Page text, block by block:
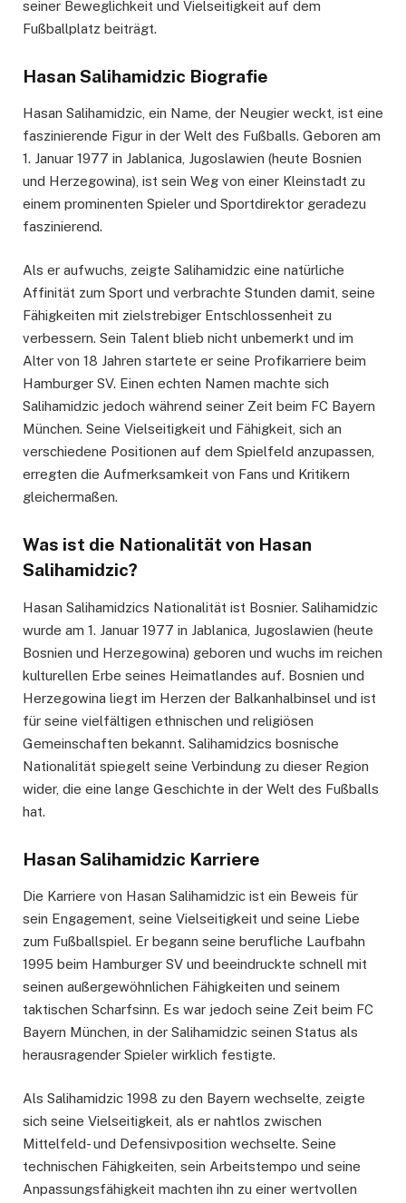
seiner Beweglichkeit und Vielseitigkeit auf dem
Fußballplatz beiträgt.
Hasan Salihamidzic Biografie
Hasan Salihamidzic, ein Name, der Neugier weckt, ist eine
faszinierende Figur in der Welt des Fußballs. Geboren am
1. Januar 1977 in Jablanica, Jugoslawien (heute Bosnien
und Herzegowina), ist sein Weg von einer Kleinstadt zu
einem prominenten Spieler und Sportdirektor geradezu
faszinierend.
Als er aufwuchs, zeigte Salihamidzic eine natürliche
Affinität zum Sport und verbrachte Stunden damit, seine
Fähigkeiten mit zielstrebiger Entschlossenheit zu
verbessern. Sein Talent blieb nicht unbemerkt und im
Alter von 18 Jahren startete er seine Profikarriere beim
Hamburger SV. Einen echten Namen machte sich
Salihamidzic jedoch während seiner Zeit beim FC Bayern
München. Seine Vielseitigkeit und Fähigkeit, sich an
verschiedene Positionen auf dem Spielfeld anzupassen,
erregten die Aufmerksamkeit von Fans und Kritikern
gleichermaßen.
Was ist die Nationalität von Hasan
Salihamidzic?
Hasan Salihamidzics Nationalität ist Bosnier. Salihamidzic
wurde am 1. Januar 1977 in Jablanica, Jugoslawien (heute
Bosnien und Herzegowina) geboren und wuchs im reichen
kulturellen Erbe seines Heimatlandes auf. Bosnien und
Herzegowina liegt im Herzen der Balkanhalbinsel und ist
für seine vielfältigen ethnischen und religiösen
Gemeinschaften bekannt. Salihamidzics bosnische
Nationalität spiegelt seine Verbindung zu dieser Region
wider, die eine lange Geschichte in der Welt des Fußballs
hat.
Hasan Salihamidzic Karriere
Die Karriere von Hasan Salihamidzic ist ein Beweis für
sein Engagement, seine Vielseitigkeit und seine Liebe
zum Fußballspiel. Er begann seine berufliche Laufbahn
1995 beim Hamburger SV und beeindruckte schnell mit
seinen außergewöhnlichen Fähigkeiten und seinem
taktischen Scharfsinn. Es war jedoch seine Zeit beim FC
Bayern München, in der Salihamidzic seinen Status als
herausragender Spieler wirklich festigte.
Als Salihamidzic 1998 zu den Bayern wechselte, zeigte
sich seine Vielseitigkeit, als er nahtlos zwischen
Mittelfeld- und Defensivposition wechselte. Seine
technischen Fähigkeiten, sein Arbeitstempo und seine
Anpassungsfähigkeit machten ihn zu einer wertvollen